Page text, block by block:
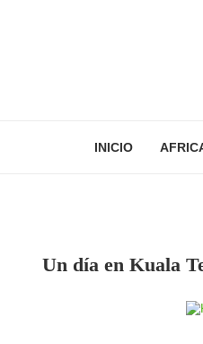
INICIO
Un día en Kuala